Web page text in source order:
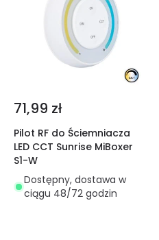
71,99 zł
Pilot RF do Ściemniacza
LED CCT Sunrise MiBoxer
S1-W
Dostępny, dostawa w
ciągu 48/72 godzin